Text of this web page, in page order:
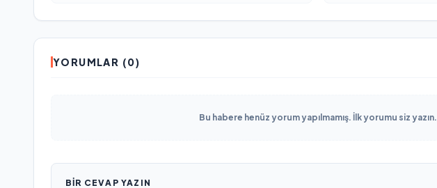
YORUMLAR (0)
Bu habere henüz yorum yapılmamış. İlk yorumu siz yazın.
BIR CEVAP YAZIN